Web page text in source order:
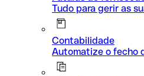
Tudo para gerir as
Contabilidade
Automatize o fecho